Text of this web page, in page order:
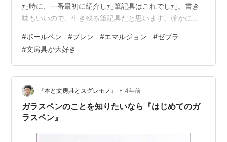
た時に、一番最初に紹介した筆記具はこれでした。書き
味もいいので、生き残る筆記具だと思います。確かに今
までのボールペンは、書く時に紙とペン先が接触する振
動がボールペン内部にある隙間に伝わり、微細な振動
（ブレ）が発生していたんです。そう言われてみると、
そうだったかも知れません。その振動がペンを持つ指に
伝わり、気づかないうちに僕たちはストレスを感じてい
たのです。そのストレスは知らず知らずのうちに疲労に
つ…
#ボールペン #ブレン #エマルジョン #ゼブラ
#文房具が大好き
『本と文房具とスグレモノ』 • 4年前
ガラスペンのことを知りたいなら『はじめてのガ
ラスペン』